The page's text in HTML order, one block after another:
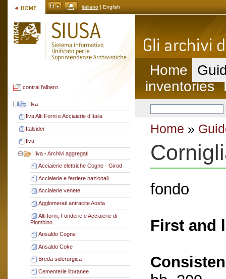
italiano | English
contrai l'albero
| Ilva
Ilva Alti Forni e Acciaierie d’Italia
Italsider
Ilva
| Ilva - Archivi aggregati
Acciaierie elettriche Cogne - Girod
Acciaierie e ferriere nazionali
Acciaierie venete
Agglomerati antracite Aosta
Alti forni, Fonderie e Acciaierie di
Piombino
Ansaldo Cogne
Ansaldo Coke
Breda siderurgica
Cementerie litoranee
Home
inventories
Home »
fondo
First and